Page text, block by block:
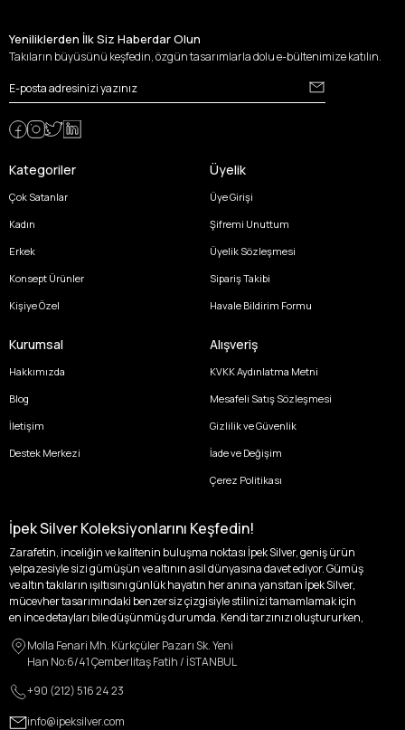
Yeniliklerden İlk Siz Haberdar Olun
Takıların büyüsünü keşfedin, özgün tasarımlarla dolu e-bültenimize katılın.
Kategoriler
Çok Satanlar
Kadın
Erkek
Konsept Ürünler
Kişiye Özel
Üyelik
Üye Girişi
Şifremi Unuttum
Üyelik Sözleşmesi
Sipariş Takibi
Havale Bildirim Formu
Kurumsal
Hakkımızda
Blog
İletişim
Destek Merkezi
Alışveriş
KVKK Aydınlatma Metni
Mesafeli Satış Sözleşmesi
Gizlilik ve Güvenlik
İade ve Değişim
Çerez Politikası
İpek Silver Koleksiyonlarını Keşfedin!
Zarafetin, inceliğin ve kalitenin buluşma noktası İpek Silver, geniş ürün
yelpazesiyle sizi gümüşün ve altının asil dünyasına davet ediyor. Gümüş
ve altın takıların ışıltısını günlük hayatın her anına yansıtan İpek Silver,
mücevher tasarımındaki benzersiz çizgisiyle stilinizi tamamlamak için
en ince detayları bile düşünmüş durumda. Kendi tarzınızı oluştururken,
özgünlüğünüzü ön plana çıkaracak tasarımlarımızla tanışın.
İpek Silver’da her bir parça, sizin benzersiz hikayenizi anlatıyor. İster
kendinizi ifade etmek için özel bir parça arayışında olun, ister
sevdiklerinize unutulmaz bir hediye vermek isteyin, her zevke ve her anı
Molla Fenari Mh. Kürkçüler Pazarı Sk. Yeni
Han No:6/41 Çemberlitaş Fatih / İSTANBUL
+90 (212) 516 24 23
info@ipeksilver.com